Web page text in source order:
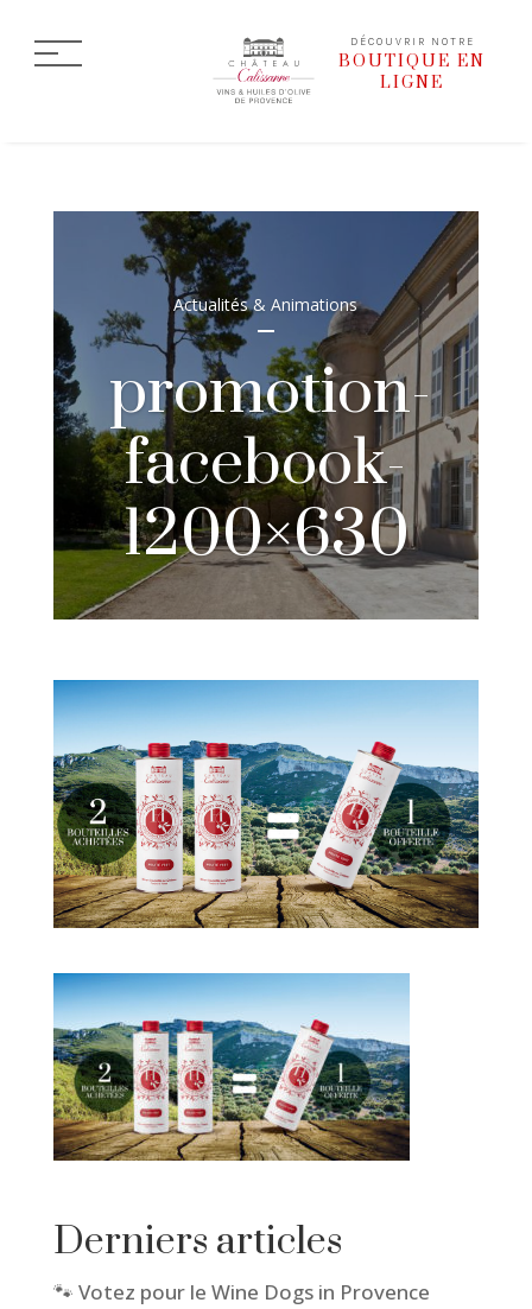
DÉCOUVRIR NOTRE
BOUTIQUE EN
LIGNE
Actualités & Animations
promotion-
facebook-
1200×630
Derniers articles
🐾 Votez pour le Wine Dogs in Provence